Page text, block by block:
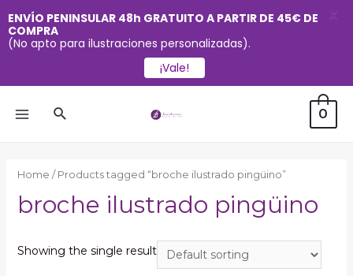
Buscar 0
Home / Products tagged “broche ilustrado pingüino”
broche ilustrado pingüino
Showing the single result
ENVÍO PENINSULAR 48h GRATUITO A PARTIR DE 45€ DE
COMPRA
(No apto para ilustraciones personalizadas).
¡Vale!
X